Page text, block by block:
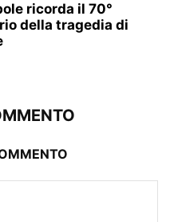
ricorda il 70°
della tragedia di